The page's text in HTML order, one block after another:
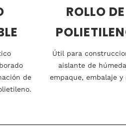
de
ROLLO DE
Útil para
aislante de
empaque, embalaje y